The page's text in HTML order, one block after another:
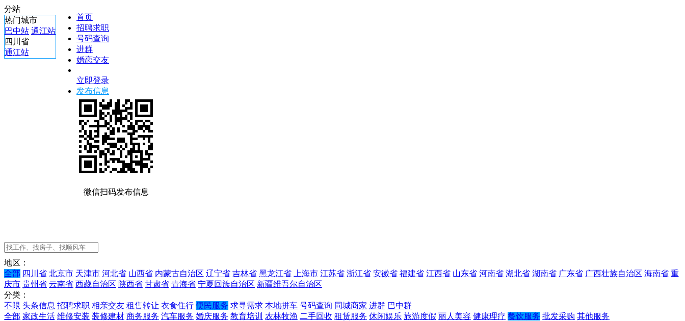
分站
热门城市
巴中站 通江站
四川省
通江站
首页
招聘求职
号码查询
进群
婚恋交友
立即登录
发布信息
微信扫码发布信息
地区：
全部 四川省 北京市 天津市 河北省 山西省 内蒙古自治区 辽宁省 吉林省 黑龙江省 上海市 江苏省 浙江省 安徽省 福建省 江西省 山东省 河南省 湖北省 湖南省 广东省 广西壮族自治区 海南省 重
庆市 贵州省 云南省 西藏自治区 陕西省 甘肃省 青海省 宁夏回族自治区 新疆维吾尔自治区
分类：
不限 头条信息 招聘求职 相亲交友 租售转让 衣食住行 便民服务 求寻需求 本地拼车 号码查询 同城商家 进群 巴中群
全部 家政生活 维修安装 装修建材 商务服务 汽车服务 婚庆服务 教育培训 农林牧渔 二手回收 租赁服务 休闲娱乐 旅游度假 丽人美容 健康理疗 餐饮服务 批发采购 其他服务